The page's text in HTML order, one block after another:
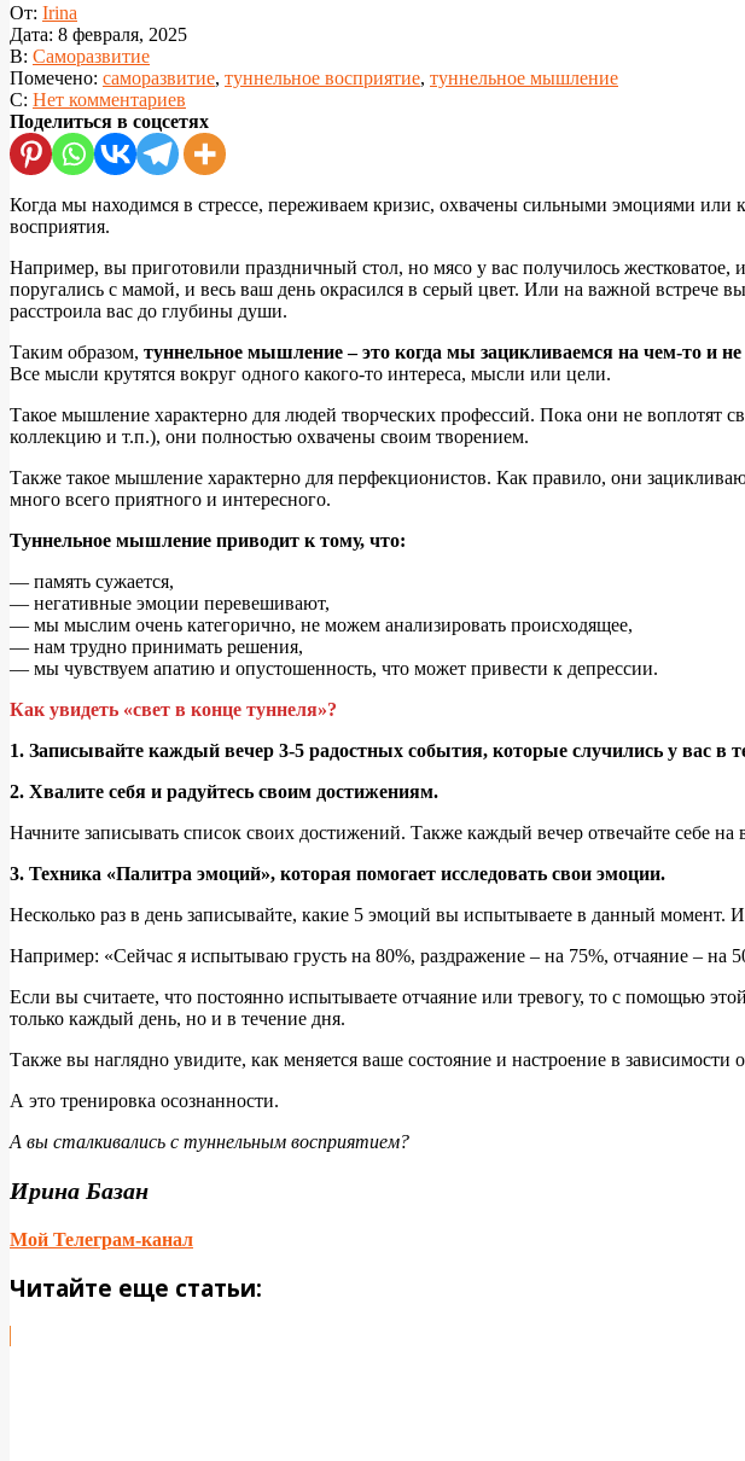
От: Irina
Дата: 8 февраля, 2025
В: Саморазвитие
Помечено: саморазвитие, туннельное восприятие, туннельное мышление
С: Нет комментариев
Поделиться в соцсетях
Когда мы находимся в стрессе, переживаем кризис, охвачены сильными эмоциями
восприятия.
Например, вы приготовили праздничный стол, но мясо у вас получилось
поругались с мамой, и весь ваш день окрасился в серый цвет. Или на важной встрече
расстроила вас до глубины души.
Таким образом, туннельное мышление – это когда мы зацикливаемся на чем-то и не
Все мысли крутятся вокруг одного какого-то интереса, мысли или цели.
Такое мышление характерно для людей творческих профессий. Пока они не воплотят
коллекцию и т.п.), они полностью охвачены своим творением.
Также такое мышление характерно для перфекционистов. Как правило, они
много всего приятного и интересного.
Туннельное мышление приводит к тому, что:
— память сужается,
— негативные эмоции перевешивают,
— мы мыслим очень категорично, не можем анализировать происходящее,
— нам трудно принимать решения,
— мы чувствуем апатию и опустошенность, что может привести к депрессии.
Как увидеть «свет в конце туннеля»?
1. Записывайте каждый вечер 3-5 радостных события, которые случились у вас в
2. Хвалите себя и радуйтесь своим достижениям.
Начните записывать список своих достижений. Также каждый вечер отвечайте себе на
3. Техника «Палитра эмоций», которая помогает исследовать свои эмоции.
Несколько раз в день записывайте, какие 5 эмоций вы испытываете в данный момент.
Например: «Сейчас я испытываю грусть на 80%, раздражение – на 75%, отчаяние – на
Если вы считаете, что постоянно испытываете отчаяние или тревогу, то с помощью
только каждый день, но и в течение дня.
Также вы наглядно увидите, как меняется ваше состояние и настроение в зависимости
А это тренировка осознанности.
А вы сталкивались с туннельным восприятием?
Ирина Базан
Мой Телеграм-канал
Читайте еще статьи: